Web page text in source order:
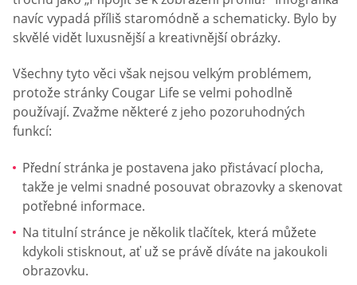
navíc vypadá příliš staromódně a schematicky. Bylo by
skvělé vidět luxusnější a kreativnější obrázky.
Všechny tyto věci však nejsou velkým problémem,
protože stránky Cougar Life se velmi pohodlně
používají. Zvažme některé z jeho pozoruhodných
funkcí:
Přední stránka je postavena jako přistávací plocha,
takže je velmi snadné posouvat obrazovky a skenovat
potřebné informace.
Na titulní stránce je několik tlačítek, která můžete
kdykoli stisknout, ať už se právě díváte na jakoukoli
obrazovku.